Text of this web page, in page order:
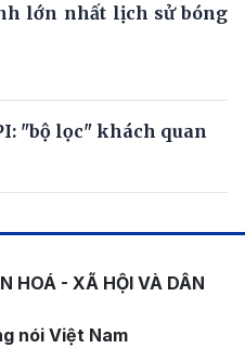
lớn nhất lịch sử bóng
"bộ lọc" khách quan
HOÁ - XÃ HỘI VÀ DÂN
nói Việt Nam